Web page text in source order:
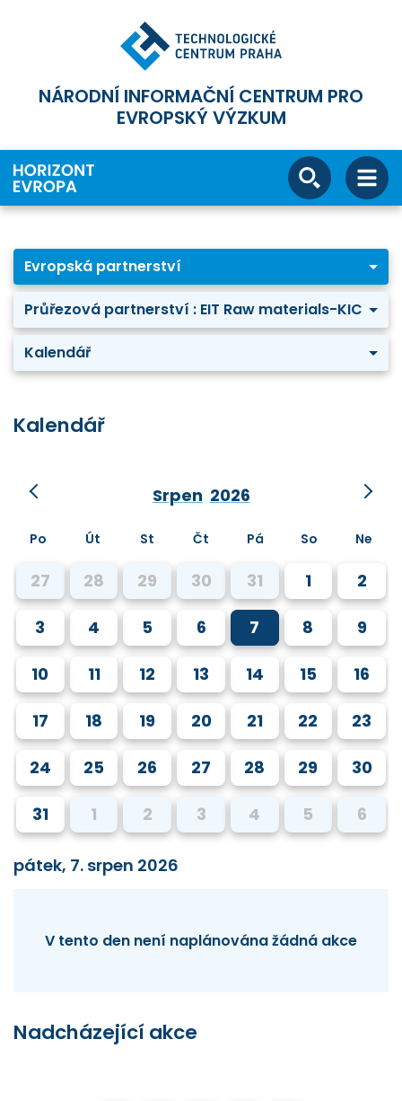
NÁRODNÍ INFORMAČNÍ CENTRUM PRO
EVROPSKÝ VÝZKUM
Evropská partnerství
Průřezová partnerství : EIT Raw materials-KIC
Kalendář
Kalendář
Srpen 2026
Po Út St Čt Pá So Ne
27 28 29 30 31 1 2
3 4 5 6 7 8 9
10 11 12 13 14 15 16
17 18 19 20 21 22 23
24 25 26 27 28 29 30
31 1 2 3 4 5 6
pátek, 7. srpen 2026
V tento den není naplánována žádná akce
Nadcházející akce